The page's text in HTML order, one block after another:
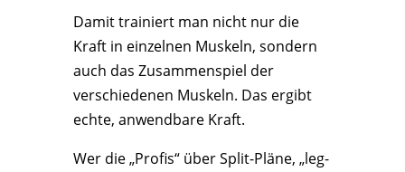
Damit trainiert man nicht nur die
Kraft in einzelnen Muskeln, sondern
auch das Zusammenspiel der
verschiedenen Muskeln. Das ergibt
echte, anwendbare Kraft.
Wer die „Profis“ über Split-Pläne, „leg-